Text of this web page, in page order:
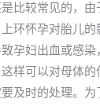
比较常见的，
环怀孕对胎儿
孕妇出血或感
样可以对母体
及时的处理。